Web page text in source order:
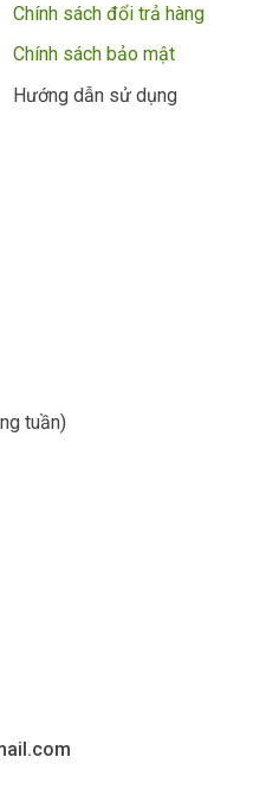
Chính sách đổi trả hàng
Chính sách bảo mật
Hướng dẫn sử dụng
tuần)